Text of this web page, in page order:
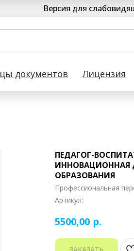
Версия для
документов Лицензия
ПЕДАГОГ-
ИННОВАЦИОННАЯ
ОБРАЗОВАНИЯ
Профессиональная
Артикул:
5500,00 р.
ЗАКАЗАТЬ